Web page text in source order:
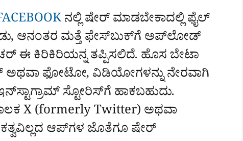
ನಲ್ಲಿ ಷೇರ್‌ ಮಾಡಬೇಕಾದಲ್ಲಿ ಫೈಲ್‌
ಆನಂತರ ಮತ್ತೆ ಫೇಸ್‌ಬುಕ್‌ಗೆ ಅಪ್‌ಲೋಡ್‌
ಈ ಕಿರಿಕಿರಿಯನ್ನ ತಪ್ಪಿಸಲಿದೆ. ಹೊಸ ಬೇಟಾ
ಅಥವಾ ಫೋಟೋ, ವಿಡಿಯೋಗಳನ್ನು ನೇರವಾಗಿ
ಸ್ಟೋರಿಸ್‌ಗೆ ಹಾಕಬಹುದು.
X (formerly Twitter) ಅಥವಾ
ಆಪ್‌ಗಳ ಜೊತೆಗೂ ಷೇರ್‌